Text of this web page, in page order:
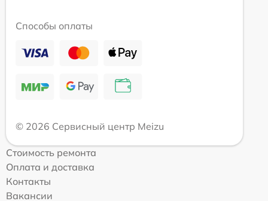
Способы оплаты
© 2026 Сервисный центр Meizu
Стоимость ремонта
Оплата и доставка
Контакты
Вакансии